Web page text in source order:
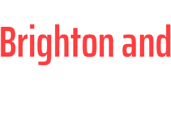
Brighton and